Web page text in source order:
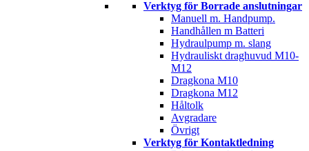
Verktyg för Borrade anslutningar
Manuell m. Handpump.
Handhållen m Batteri
Hydraulpump m. slang
Hydrauliskt draghuvud M10-
M12
Dragkona M10
Dragkona M12
Håltolk
Avgradare
Övrigt
Verktyg för Kontaktledning